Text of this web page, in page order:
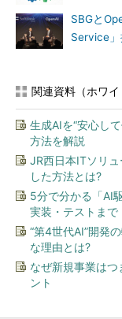
SBGと
Service
関連資料（ホワイ
生成AIを“安心し
方法を解説
JR西日本ITソリ
した方法とは?
5分で分かる「AI
実装・テストまで
“第4世代AI”開発
な理由とは?
なぜ新規事業はつ
ント